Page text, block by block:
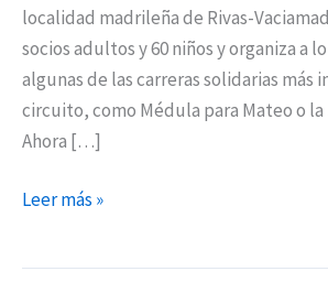
localidad madrileña de Rivas-
socios adultos y 60 niños y organiza a
algunas de las carreras solidarias más
circuito, como Médula para Mateo o
Ahora […]
Leer más »